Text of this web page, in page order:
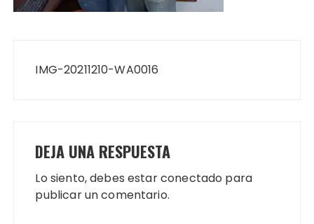
IMG-20211210-WA0016
DEJA UNA RESPUESTA
Lo siento, debes estarconectado para
publicar un comentario.